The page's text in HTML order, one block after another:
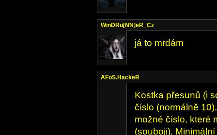
WinDRu[NN]eR_Cz
já to mrdám
AFoS.HackeR
Kostka přesunů (i
číslo (normálně
možné číslo, které
(souboji).